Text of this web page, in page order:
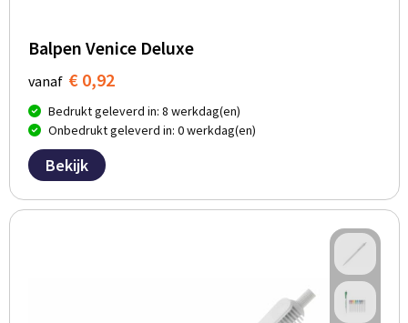
Balpen Venice Deluxe
vanaf € 0,92
Bedrukt geleverd in: 8 werkdag(en)
Onbedrukt geleverd in: 0 werkdag(en)
Bekijk